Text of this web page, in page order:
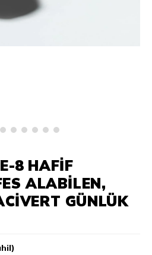
8 HAFIF
ALABILEN,
GÜNLÜK